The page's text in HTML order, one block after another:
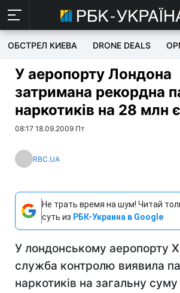
ОБСТРЕЛ КИЕВА DRONE DEALS
У аеропорту Лондона
затримана рекордна
наркотиків на 28 млн
08:17 18.09.2009 Пт
RBC.UA
Не трать время на шум! Читай
суть из РБК-Украина в Google
У лондонському аеропорту
служба контролю виявила
наркотиків на загальну